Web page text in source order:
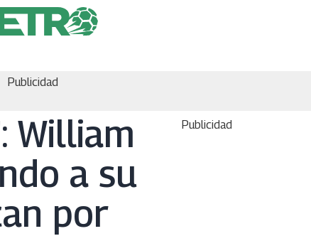
Publicidad
William
a su
por
Publicidad